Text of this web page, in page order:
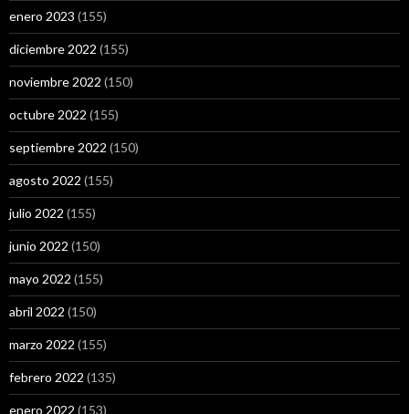
enero 2023 (155)
diciembre 2022 (155)
noviembre 2022 (150)
octubre 2022 (155)
septiembre 2022 (150)
agosto 2022 (155)
julio 2022 (155)
junio 2022 (150)
mayo 2022 (155)
abril 2022 (150)
marzo 2022 (155)
febrero 2022 (135)
enero 2022 (153)